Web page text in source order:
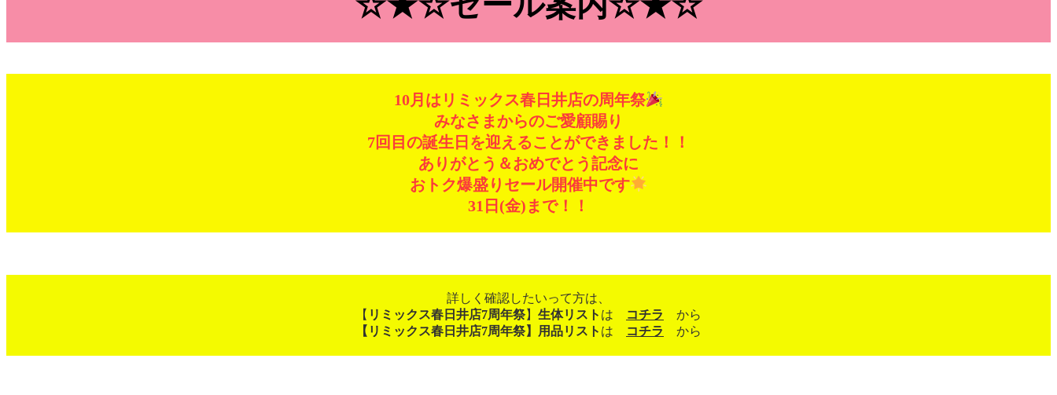
10月はリミックス春日井店の周年祭
みなさまからのご愛顧賜り
7回目の誕生日を迎えることができました！！
ありがとう＆おめでとう記念に
おトク爆盛りセール開催中です
31日(金)まで！！
詳しく確認したいって方は、
【 リミックス春日井店7周年祭】 生体リスト は コチラ
から
【リミックス春日井店7周年祭】用品リスト は コチラ から